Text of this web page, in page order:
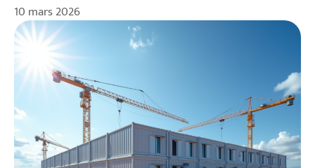
10 mars 2026